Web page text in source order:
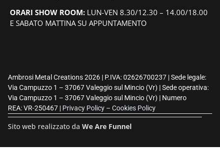
ORARI SHOW ROOM: LUN-VEN 8.30/12.30 – 14.00/18.00
E SABATO MATTINA SU APPUNTAMENTO
Ambrosi Metal Creations 2026 | P.IVA: 02626700237 | Sede legale:
Via Campuzzo 1 – 37067 Valeggio sul Mincio (Vr) | Sede operativa:
Via Campuzzo 1 – 37067 Valeggio sul Mincio (Vr) | Numero
REA: VR-250467 | Privacy Policy – Cookies Policy
Sito web realizzato da We Are Funnel